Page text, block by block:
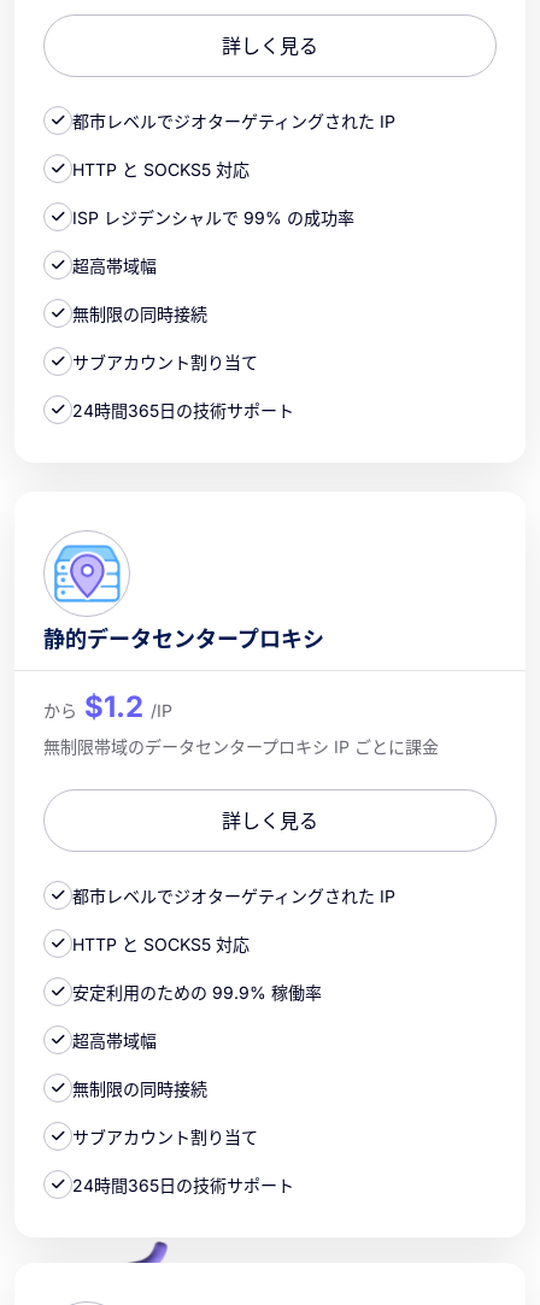
詳しく見る
都市レベルでジオターゲティングされた IP
HTTP と SOCKS5 対応
ISP レジデンシャルで 99% の成功率
超高帯域幅
無制限の同時接続
サブアカウント割り当て
24時間365日の技術サポート
静的データセンタープロキシ
から $1.2 /IP
無制限帯域のデータセンタープロキシ IP ごとに課金
詳しく見る
都市レベルでジオターゲティングされた IP
HTTP と SOCKS5 対応
安定利用のための 99.9% 稼働率
超高帯域幅
無制限の同時接続
サブアカウント割り当て
24時間365日の技術サポート